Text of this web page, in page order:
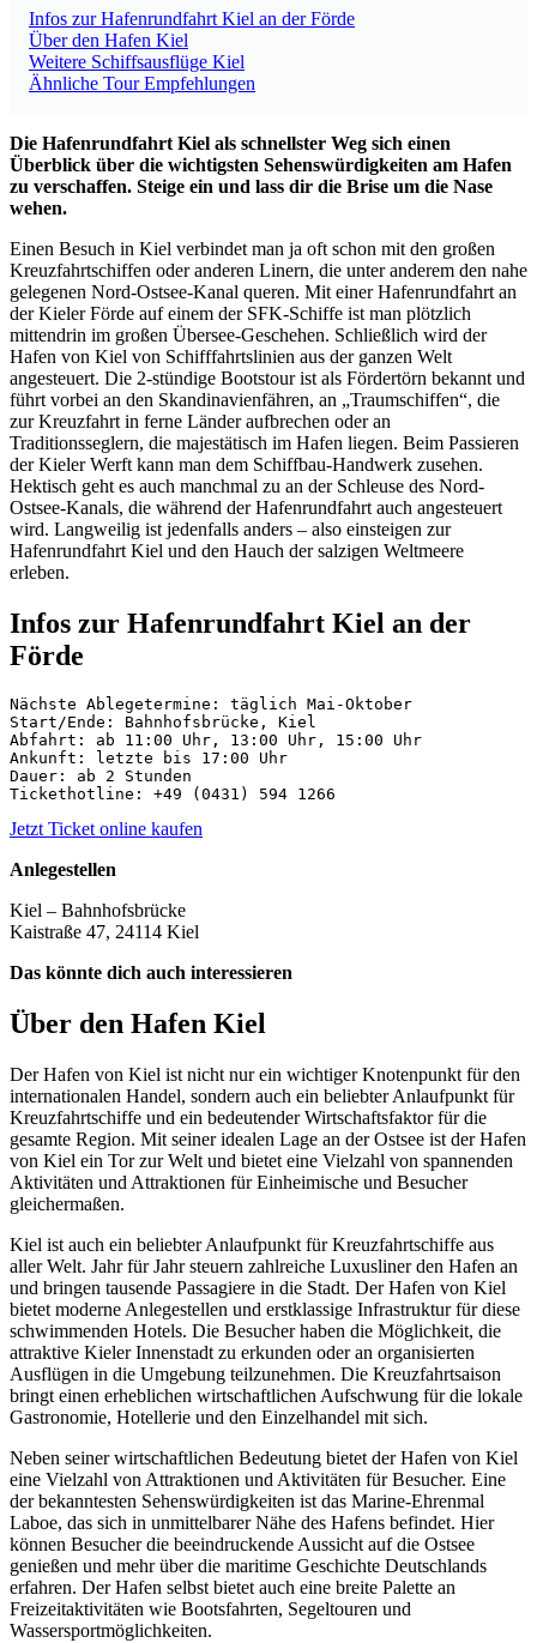
Infos zur Hafenrundfahrt Kiel an der Förde
Über den Hafen Kiel
Weitere Schiffsausflüge Kiel
Ähnliche Tour Empfehlungen
Die Hafenrundfahrt Kiel als schnellster Weg sich einen
Überblick über die wichtigsten Sehenswürdigkeiten am Hafen
zu verschaffen. Steige ein und lass dir die Brise um die Nase
wehen.
Einen Besuch in Kiel verbindet man ja oft schon mit den großen
Kreuzfahrtschiffen oder anderen Linern, die unter anderem den nahe
gelegenen Nord-Ostsee-Kanal queren. Mit einer Hafenrundfahrt an
der Kieler Förde auf einem der SFK-Schiffe ist man plötzlich
mittendrin im großen Übersee-Geschehen. Schließlich wird der
Hafen von Kiel von Schifffahrtslinien aus der ganzen Welt
angesteuert. Die 2-stündige Bootstour ist als Fördertörn bekannt und
führt vorbei an den Skandinavienfähren, an „Traumschiffen“, die
zur Kreuzfahrt in ferne Länder aufbrechen oder an
Traditionsseglern, die majestätisch im Hafen liegen. Beim Passieren
der Kieler Werft kann man dem Schiffbau-Handwerk zusehen.
Hektisch geht es auch manchmal zu an der Schleuse des Nord-
Ostsee-Kanals, die während der Hafenrundfahrt auch angesteuert
wird. Langweilig ist jedenfalls anders – also einsteigen zur
Hafenrundfahrt Kiel und den Hauch der salzigen Weltmeere
erleben.
Infos zur Hafenrundfahrt Kiel an der
Förde
Nächste Ablegetermine: täglich Mai-Oktober
Start/Ende: Bahnhofsbrücke, Kiel
Abfahrt: ab 11:00 Uhr, 13:00 Uhr, 15:00 Uhr
Ankunft: letzte bis 17:00 Uhr
Dauer: ab 2 Stunden
Tickethotline: +49 (0431) 594 1266
Jetzt Ticket online kaufen
Anlegestellen
Kiel – Bahnhofsbrücke
Kaistraße 47, 24114 Kiel
Das könnte dich auch interessieren
Über den Hafen Kiel
Der Hafen von Kiel ist nicht nur ein wichtiger Knotenpunkt für den
internationalen Handel, sondern auch ein beliebter Anlaufpunkt für
Kreuzfahrtschiffe und ein bedeutender Wirtschaftsfaktor für die
gesamte Region. Mit seiner idealen Lage an der Ostsee ist der Hafen
von Kiel ein Tor zur Welt und bietet eine Vielzahl von spannenden
Aktivitäten und Attraktionen für Einheimische und Besucher
gleichermaßen.
Kiel ist auch ein beliebter Anlaufpunkt für Kreuzfahrtschiffe aus
aller Welt. Jahr für Jahr steuern zahlreiche Luxusliner den Hafen an
und bringen tausende Passagiere in die Stadt. Der Hafen von Kiel
bietet moderne Anlegestellen und erstklassige Infrastruktur für diese
schwimmenden Hotels. Die Besucher haben die Möglichkeit, die
attraktive Kieler Innenstadt zu erkunden oder an organisierten
Ausflügen in die Umgebung teilzunehmen. Die Kreuzfahrtsaison
bringt einen erheblichen wirtschaftlichen Aufschwung für die lokale
Gastronomie, Hotellerie und den Einzelhandel mit sich.
Neben seiner wirtschaftlichen Bedeutung bietet der Hafen von Kiel
eine Vielzahl von Attraktionen und Aktivitäten für Besucher. Eine
der bekanntesten Sehenswürdigkeiten ist das Marine-Ehrenmal
Laboe, das sich in unmittelbarer Nähe des Hafens befindet. Hier
können Besucher die beeindruckende Aussicht auf die Ostsee
genießen und mehr über die maritime Geschichte Deutschlands
erfahren. Der Hafen selbst bietet auch eine breite Palette an
Freizeitaktivitäten wie Bootsfahrten, Segeltouren und
Wassersportmöglichkeiten.